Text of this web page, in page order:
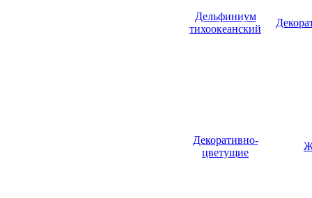
Дельфиниум
тихоокеанский
Декоративно-
цветущие